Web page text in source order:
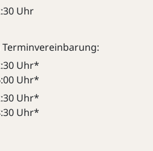
Uhr
Uhr*
Uhr*
Uhr*
Uhr*